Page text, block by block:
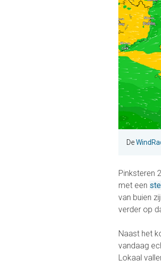
De
Pinksteren
met een
van buien
verder op
Naast het
vandaag
Lokaal